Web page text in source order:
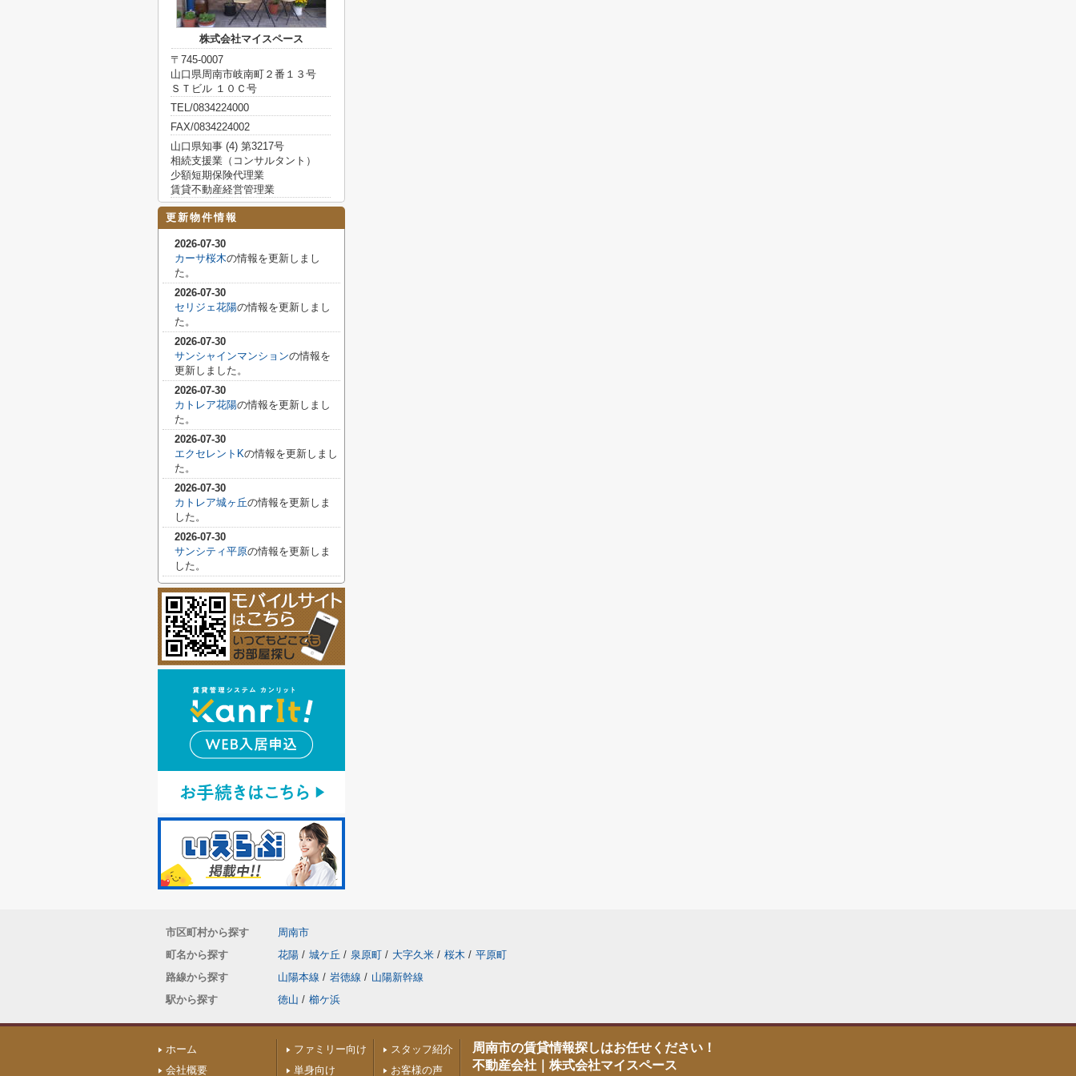
株式会社マイスペース
〒745-0007
山口県周南市岐南町２番１３号
ＳＴビル １０Ｃ号
TEL/0834224000
FAX/0834224002
山口県知事 (4) 第3217号
相続支援業（コンサルタント）
少額短期保険代理業
賃貸不動産経営管理業
更新物件情報
2026-07-30
カーサ桜木の情報を更新しまし
た。
2026-07-30
セリジェ花陽の情報を更新しまし
た。
2026-07-30
サンシャインマンションの情報を
更新しました。
2026-07-30
カトレア花陽の情報を更新しまし
た。
2026-07-30
エクセレントKの情報を更新しまし
た。
2026-07-30
カトレア城ヶ丘の情報を更新しま
した。
2026-07-30
サンシティ平原の情報を更新しま
した。
市区町村から探す
周南市
町名から探す
花陽 / 城ケ丘 / 泉原町 / 大字久米 / 桜木 / 平原町
路線から探す
山陽本線 / 岩徳線 / 山陽新幹線
駅から探す
徳山 / 櫛ケ浜
ホーム
会社概要
ファミリー向け
単身向け
スタッフ紹介
お客様の声
周南市の賃貸情報探しはお任せください！
不動産会社｜株式会社マイスペース